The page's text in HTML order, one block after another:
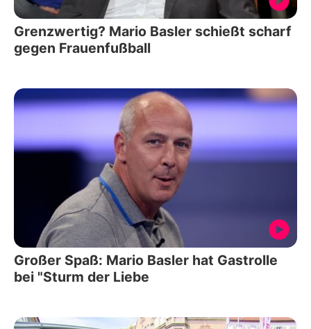
Grenzwertig? Mario Basler schießt scharf
gegen Frauenfußball
Großer Spaß: Mario Basler hat Gastrolle
bei "Sturm der Liebe